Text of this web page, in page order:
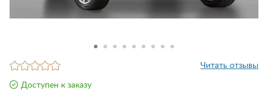
Читать отзывы
Доступен к заказу